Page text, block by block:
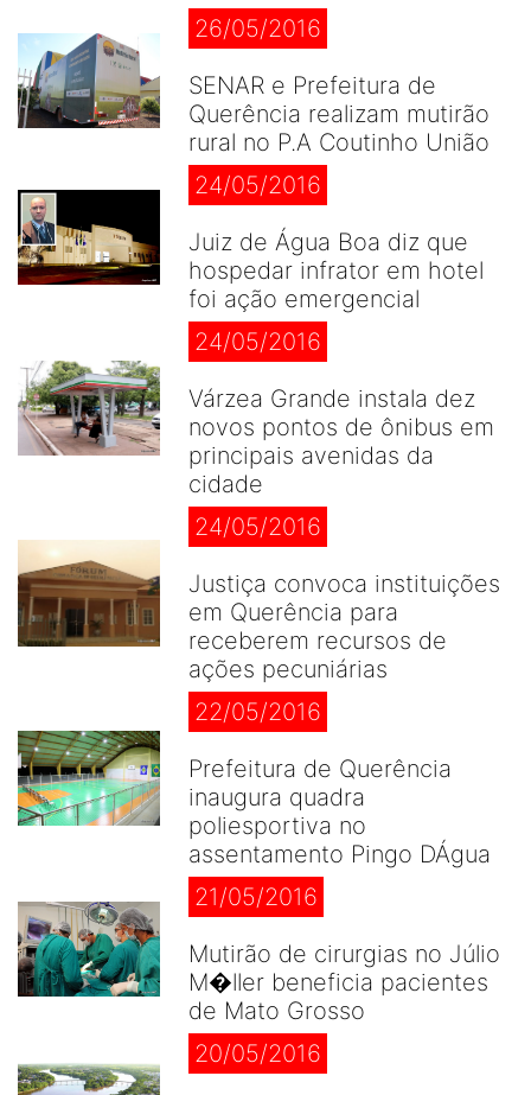
26/05/2016
SENAR e Prefeitura de
Querência realizam mutirão
rural no P.A Coutinho União
24/05/2016
Juiz de Água Boa diz que
hospedar infrator em hotel
foi ação emergencial
24/05/2016
Várzea Grande instala dez
novos pontos de ônibus em
principais avenidas da
cidade
24/05/2016
Justiça convoca instituições
em Querência para
receberem recursos de
ações pecuniárias
22/05/2016
Prefeitura de Querência
inaugura quadra
poliesportiva no
assentamento Pingo DÁgua
21/05/2016
Mutirão de cirurgias no Júlio
M�ller beneficia pacientes
de Mato Grosso
20/05/2016